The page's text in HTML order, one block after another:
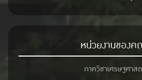
หน่วยงานของค
ภาควิชาเศรษฐศาส